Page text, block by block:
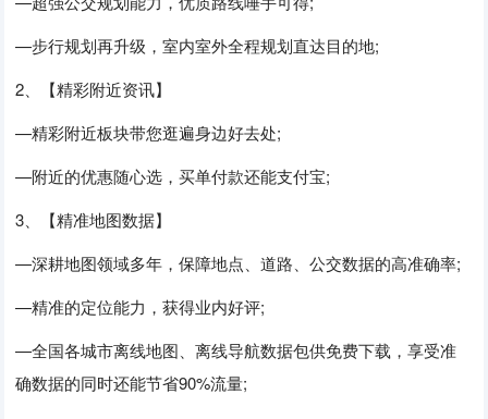
—步行规划再升级，室内室外全程规划直达目的地;
2、【精彩附近资讯】
—精彩附近板块带您逛遍身边好去处;
—附近的优惠随心选，买单付款还能支付宝;
3、【精准地图数据】
—深耕地图领域多年，保障地点、道路、公交数据的高准确率;
—精准的定位能力，获得业内好评;
—全国各城市离线地图、离线导航数据包供免费下载，享受准
确数据的同时还能节省90%流量;